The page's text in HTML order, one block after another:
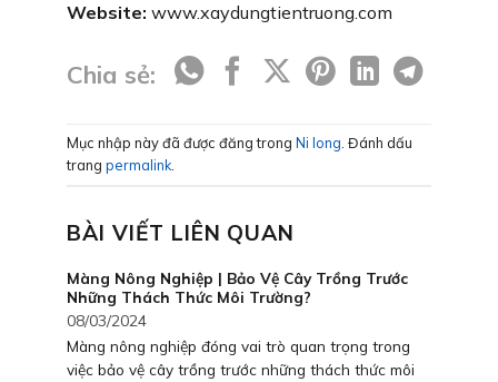
Website: www.xaydungtientruong.com
Chia sẻ:
Mục nhập này đã được đăng trong Ni long. Đánh dấu
trang permalink.
BÀI VIẾT LIÊN QUAN
Màng Nông Nghiệp | Bảo Vệ Cây Trồng Trước
Những Thách Thức Môi Trường?
08/03/2024
Màng nông nghiệp đóng vai trò quan trọng trong
việc bảo vệ cây trồng trước những thách thức môi